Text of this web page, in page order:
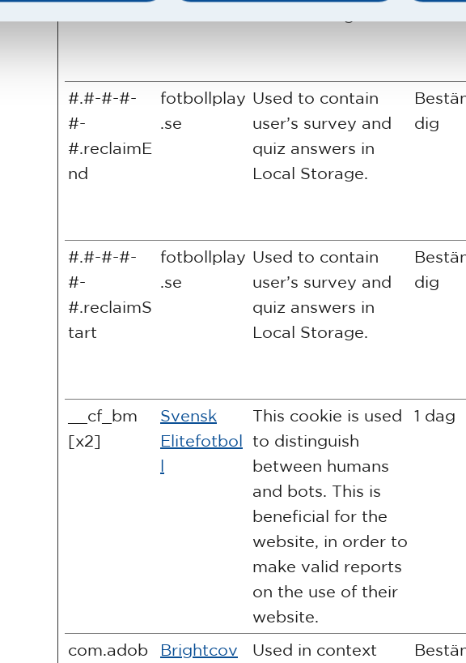
#.#-#-#-
#-
#.reclaimE
nd
fotbollplay
.se
Used to contain
user’s survey and
quiz answers in
Local Storage.
dig
#.#-#-#-
#-
#.reclaimS
tart
fotbollplay
.se
Used to contain
user’s survey and
quiz answers in
Local Storage.
dig
__cf_bm
[x2]
Svensk
Elitefotbol
l
This cookie is used
to distinguish
between humans
and bots. This is
beneficial for the
website, in order to
make valid reports
on the use of their
website.
1 dag
com.adob
Brightcov
Used in context